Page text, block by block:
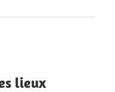
lieux